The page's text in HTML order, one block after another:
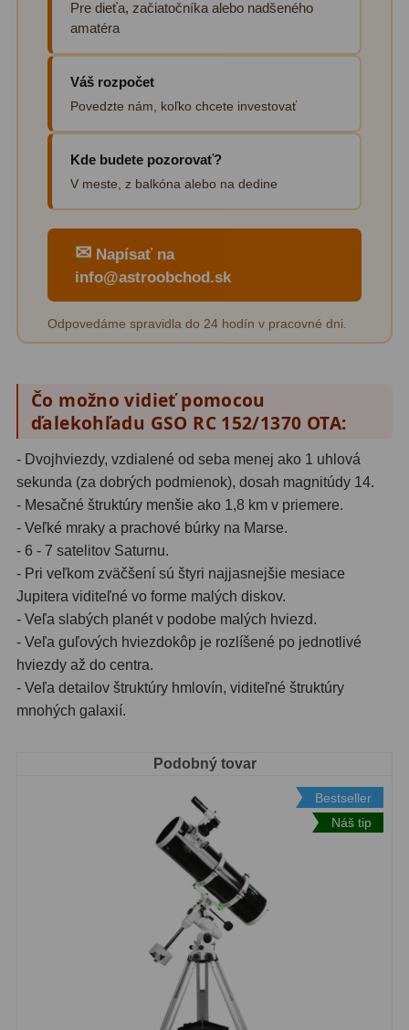
Pre dieťa, začiatočníka alebo nadšeného
amatéra
Váš rozpočet
Povedzte nám, koľko chcete investovať
Kde budete pozorovať?
V meste, z balkóna alebo na dedine
✉ Napísať na
info@astroobchod.sk
Odpovedáme spravidla do 24 hodín v pracovné dni.
Čo možno vidieť pomocou
ďalekohľadu GSO RC 152/1370 OTA:
- Dvojhviezdy, vzdialené od seba menej ako 1 uhlová
sekunda (za dobrých podmienok), dosah magnitúdy 14.
- Mesačné štruktúry menšie ako 1,8 km v priemere.
- Veľké mraky a prachové búrky na Marse.
- 6 - 7 satelitov Saturnu.
- Pri veľkom zväčšení sú štyri najjasnejšie mesiace
Jupitera viditeľné vo forme malých diskov.
- Veľa slabých planét v podobe malých hviezd.
- Veľa guľových hviezdokôp je rozlíšené po jednotlivé
hviezdy až do centra.
- Veľa detailov štruktúry hmlovín, viditeľné štruktúry
mnohých galaxií.
Podobný tovar
Bestseller
Náš tip